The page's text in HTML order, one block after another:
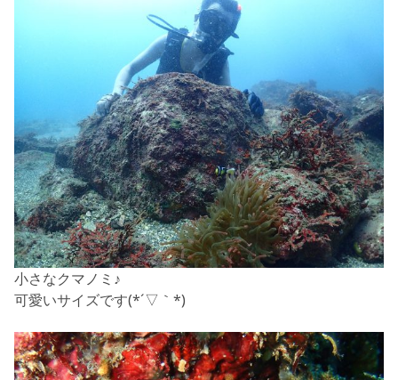
小さなクマノミ♪
可愛いサイズです(*´▽｀*)